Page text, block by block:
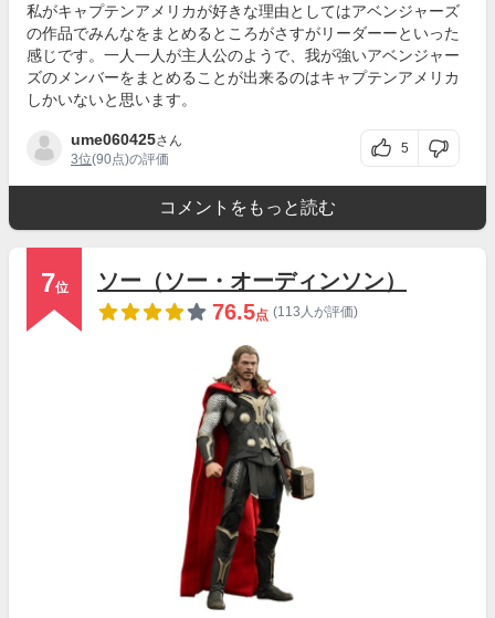
私がキャプテンアメリカが好きな理由としてはアベンジャーズ
の作品でみんなをまとめるところがさすがリーダーーといった
感じです。一人一人が主人公のようで、我が強いアベンジャー
ズのメンバーをまとめることが出来るのはキャプテンアメリカ
しかいないと思います。
ume060425さん
3位(90点)の評価
5
コメントをもっと読む
7位
ソー（ソー・オーディンソン）
76.5点 (113人が評価)